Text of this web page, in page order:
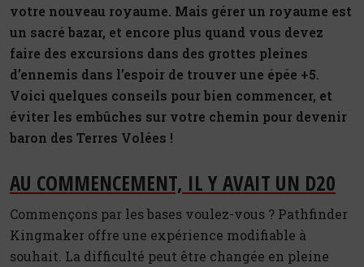
votre nouveau royaume. Mais gérer un royaume est
un sacré bazar, et encore plus quand vous devez
faire des excursions dans des grottes pleines
d’ennemis dans l’espoir de trouver une épée +5.
Voici quelques conseils pour bien commencer, et
éviter les embûches sur votre chemin pour devenir
baron des Terres Volées !
AU COMMENCEMENT, IL Y AVAIT UN D20
Commençons par les bases voulez-vous ? Pathfinder
Kingmaker offre une expérience modifiable à
souhait. La difficulté peut être changée en pleine